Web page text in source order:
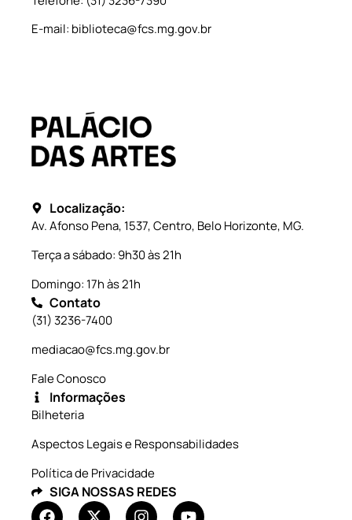
E-mail: biblioteca@fcs.mg.gov.br
Localização:
Av. Afonso Pena, 1537, Centro, Belo Horizonte, MG.
Terça a sábado: 9h30 às 21h
Domingo: 17h às 21h
Contato
(31) 3236-7400
mediacao@fcs.mg.gov.br
Fale Conosco
Informações
Bilheteria
Aspectos Legais e Responsabilidades
Política de Privacidade
SIGA NOSSAS REDES